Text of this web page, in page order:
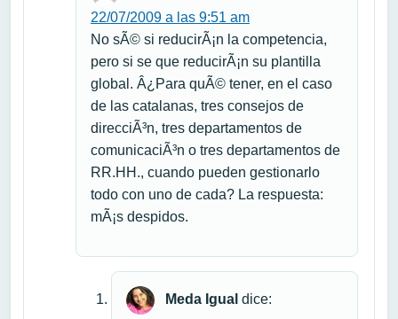
22/07/2009 a las 9:51 am
No sÃ© si reducirÃ¡n la competencia,
pero si se que reducirÃ¡n su plantilla
global. Â¿Para quÃ© tener, en el caso
de las catalanas, tres consejos de
direcciÃ³n, tres departamentos de
comunicaciÃ³n o tres departamentos de
RR.HH., cuando pueden gestionarlo
todo con uno de cada? La respuesta:
mÃ¡s despidos.
Meda Igual dice: